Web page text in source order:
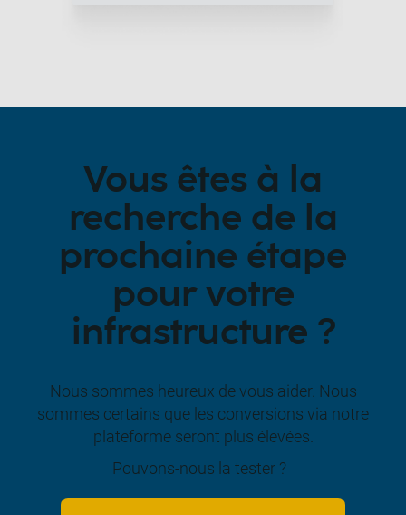
Vous êtes à la
recherche de la
prochaine étape
pour votre
infrastructure ?
Nous sommes heureux de vous aider. Nous
sommes certains que les conversions via notre
plateforme seront plus élevées.
Pouvons-nous la tester ?